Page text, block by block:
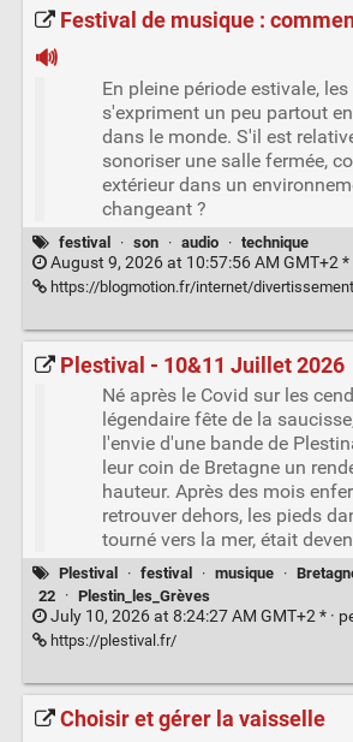
Festival de musique :
🔊
En pleine période estivale,
s'expriment un peu partout
dans le monde. S'il est
sonoriser une salle fermée,
extérieur dans un
changeant ?
festival · son · audio · technique
August 9, 2026 at 10:57:56 AM GMT+2 *
https://blogmotion.fr/internet/divertissement/festival-de-musique-comment-
Plestival - 10&11 Juillet 2026
Né après le Covid sur les
légendaire fête de la
l'envie d'une bande de
leur coin de Bretagne un
hauteur. Après des mois
retrouver dehors, les pieds
tourné vers la mer, était
Plestival · festival · musique ·
22
· Plestin_les_Grèves
July 10, 2026 at 8:24:27 AM GMT+2 * ·
https://plestival.fr/
Choisir et gérer la vaisselle